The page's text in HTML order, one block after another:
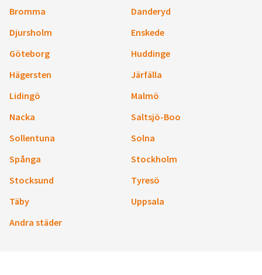
Bromma
Danderyd
Djursholm
Enskede
Göteborg
Huddinge
Hägersten
Järfälla
Lidingö
Malmö
Nacka
Saltsjö-Boo
Sollentuna
Solna
Spånga
Stockholm
Stocksund
Tyresö
Täby
Uppsala
Andra städer